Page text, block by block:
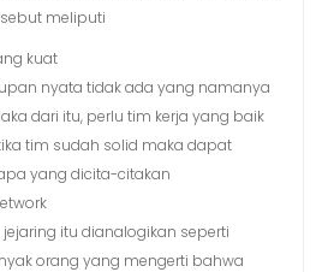
meliputi
kuat
nyata tidak ada yang namanya
dari itu, perlu tim kerja yang baik
tim sudah solid maka dapat
yang dicita-citakan
jejaring itu dianalogikan seperti
orang yang mengerti bahwa